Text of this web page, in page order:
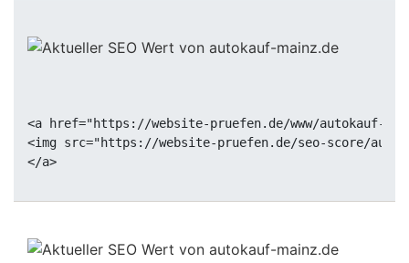
<a href="https://website-pruefen.de/www/autokauf-
<img src="https://website-pruefen.de/seo-score/